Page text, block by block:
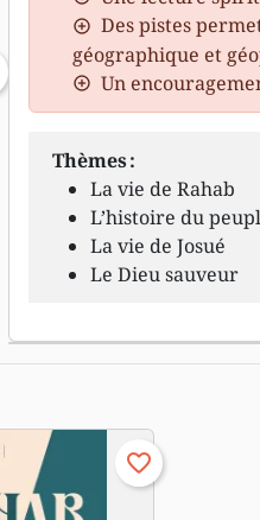
Des pistes
géographique et
Un
Thèmes :
La vie de Rahab
L’histoire du
La vie de Josué
Le Dieu sauveur
favorite_border